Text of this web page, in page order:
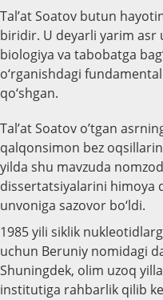
Tal’at Soatov butun
biridir. U deyarli yarim asr
biologiya va tabobatga
o‘rganishdagi
qo‘shgan.
Tal’at Soatov o’tgan
qalqonsimon bez
yilda shu mavzuda
dissertatsiyalarini himoya
unvoniga sazovor bo‘ldi.
1985 yili siklik
uchun Beruniy nomidagi
Shuningdek, olim uzoq
institutiga rahbarlik qilib